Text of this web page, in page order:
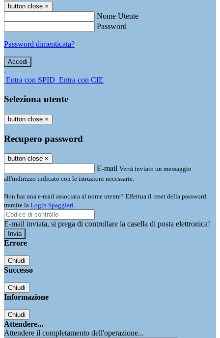
button close ×
Nome Utente
Password
Password dimenticata?
-
Entra con SPID Entra con CIE
Seleziona utente
button close ×
Recupero password
button close ×
E-mail Verrà inviato un messaggio
all'indirizzo indicato con le istruzioni necessarie.
Non hai una e-mail associata al nome utente? Effettua il reset della password
tramite la Login Spaggiari
E-mail inviata, si prega di controllare la casella di posta elettronica!
Errore
Chiudi
Successo
Chiudi
Informazione
Chiudi
Attendere...
Attendere il completamento dell'operazione...